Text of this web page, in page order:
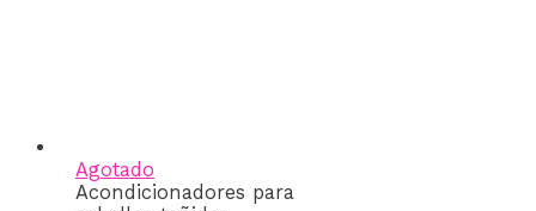
Agotado
Acondicionadores para